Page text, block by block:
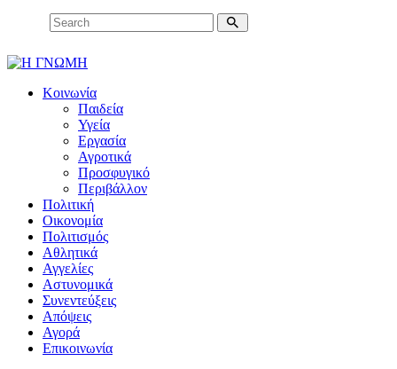
Κοινωνία
Παιδεία
Υγεία
Εργασία
Αγροτικά
Προσφυγικό
Περιβάλλον
Πολιτική
Οικονομία
Πολιτισμός
Αθλητικά
Αγγελίες
Αστυνομικά
Συνεντεύξεις
Απόψεις
Αγορά
Επικοινωνία